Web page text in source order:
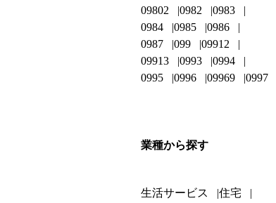
09802
0982
0983
0984
0985
0986
0987
099
09912
09913
0993
0994
0995
0996 09969 0997
業種から探す
生活サービス 住宅